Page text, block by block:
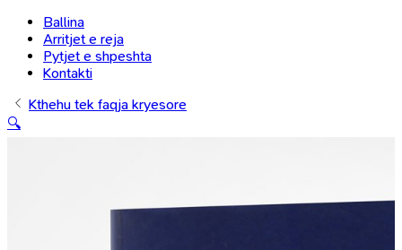
Ballina
Arritjet e reja
Pytjet e shpeshta
Kontakti
Kthehu tek faqja kryesore
🔍